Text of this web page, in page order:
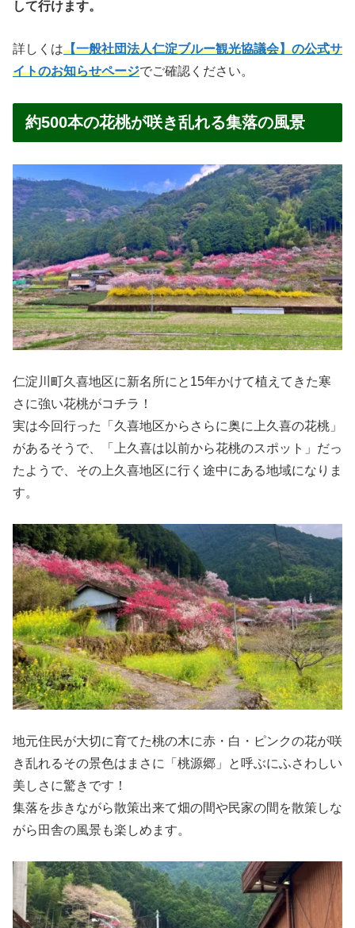
して行けます。
詳しくは【一般社団法人仁淀ブルー観光協議会】の公式サ
イトのお知らせページでご確認ください。
約500本の花桃が咲き乱れる集落の風景
仁淀川町久喜地区に新名所にと15年かけて植えてきた寒
さに強い花桃がコチラ！
実は今回行った「久喜地区からさらに奥に上久喜の花桃」
があるそうで、「上久喜は以前から花桃のスポット」だっ
たようで、その上久喜地区に行く途中にある地域になりま
す。
地元住民が大切に育てた桃の木に赤・白・ピンクの花が咲
き乱れるその景色はまさに「桃源郷」と呼ぶにふさわしい
美しさに驚きです！
集落を歩きながら散策出来て畑の間や民家の間を散策しな
がら田舎の風景も楽しめます。